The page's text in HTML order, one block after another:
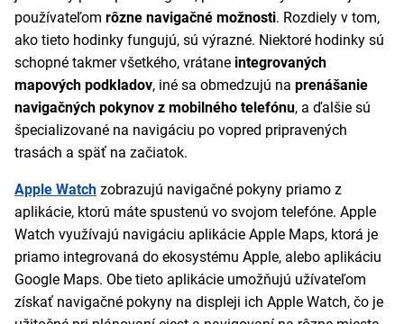
používateľom rôzne navigačné možnosti. Rozdiely v tom,
ako tieto hodinky fungujú, sú výrazné. Niektoré hodinky sú
schopné takmer všetkého, vrátane integrovaných
mapových podkladov, iné sa obmedzujú na prenášanie
navigačných pokynov z mobilného telefónu, a ďalšie sú
špecializované na navigáciu po vopred pripravených
trasách a späť na začiatok.
Apple Watch zobrazujú navigačné pokyny priamo z
aplikácie, ktorú máte spustenú vo svojom telefóne. Apple
Watch využívajú navigáciu aplikácie Apple Maps, ktorá je
priamo integrovaná do ekosystému Apple, alebo aplikáciu
Google Maps. Obe tieto aplikácie umožňujú užívateľom
získať navigačné pokyny na displeji ich Apple Watch, čo je